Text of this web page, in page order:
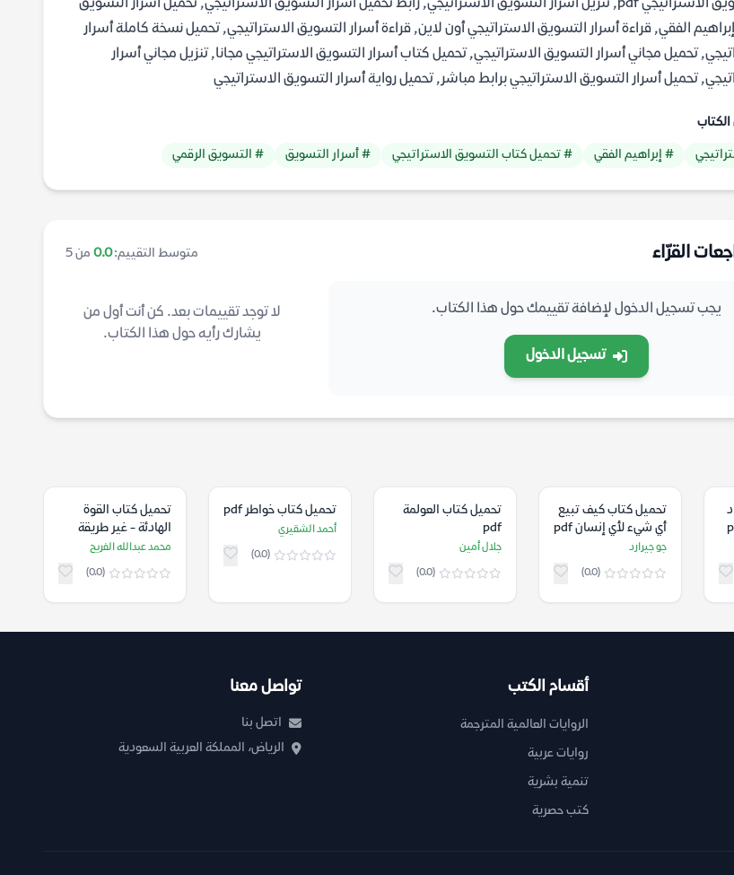
تنزيل أسرار التسويق الاستراتيجي pdf, تنزيل أسرار التسويق الاستراتيجي, رابط تحميل أسرار التسويق الاستراتيجي, تحميل أسرار التسويق
الفقي, قراءة أسرار التسويق الاستراتيجي أون لاين, قراءة أسرار التسويق الاستراتيجي, تحميل نسخة كاملة أسرار
تحميل مجاني أسرار التسويق الاستراتيجي, تحميل كتاب أسرار التسويق الاستراتيجي مجانا, تنزيل مجاني أسرار
تحميل أسرار التسويق الاستراتيجي برابط مباشر, تحميل رواية أسرار التسويق الاستراتيجي
# إبراهيم الفقي # تحميل كتاب التسويق الاستراتيجي # أسرار التسويق # التسويق الرقمي
القرّاء متوسط التقييم:0.0 من 5
يجب تسجيل الدخول لإضافة تقييمك حول هذا الكتاب.
تسجيل الدخول
لا توجد تقييمات بعد. كن أنت أول من
يشارك رأيه حول هذا الكتاب.
تحميل كتاب كيف تبيع
أي شيء لأي إنسان pdf
جو جيرارد
(0.0)
تحميل كتاب العولمة
pdf
جلال أمين
(0.0)
تحميل كتاب خواطر pdf
أحمد الشقيري
(0.0)
تحميل كتاب القوة
الهادئة - غير طريقة
تفكيرك يتغير العالم
محمد عبدالله الفريح
(0.0)
أقسام الكتب
الروايات العالمية المترجمة
روايات عربية
تنمية بشرية
كتب حصرية
تواصل معنا
اتصل بنا
الرياض، المملكة العربية السعودية